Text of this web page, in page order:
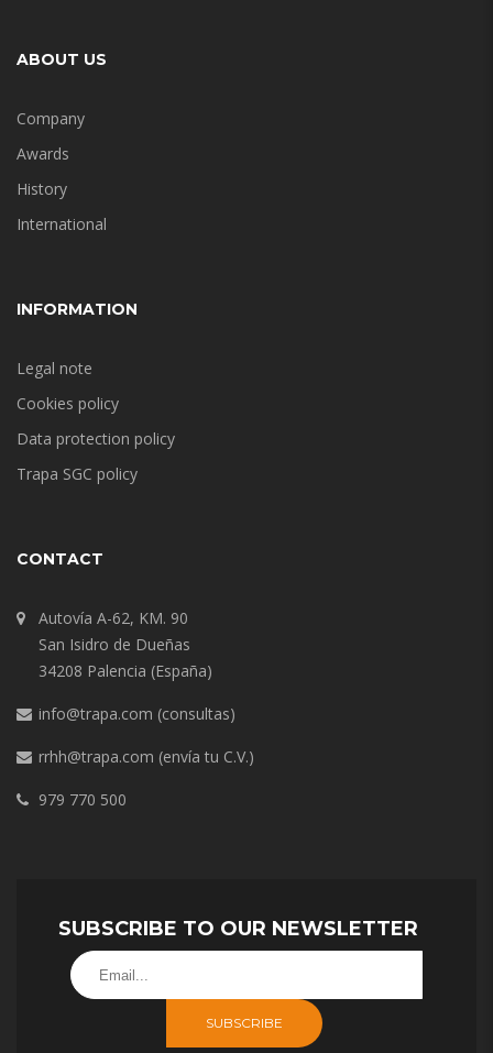
ABOUT US
Company
Awards
History
International
INFORMATION
Legal note
Cookies policy
Data protection policy
Trapa SGC policy
CONTACT
Autovía A-62, KM. 90
San Isidro de Dueñas
34208 Palencia (España)
info@trapa.com (consultas)
rrhh@trapa.com (envía tu C.V.)
979 770 500
SUBSCRIBE TO OUR NEWSLETTER
SUBSCRIBE